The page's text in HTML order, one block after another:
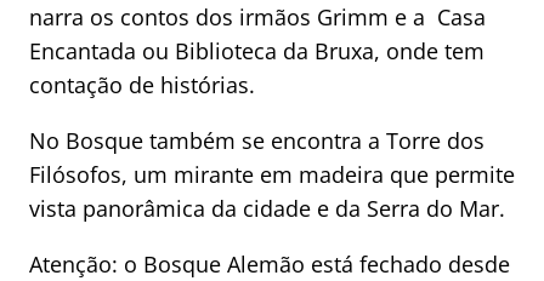
narra os contos dos irmãos Grimm e a Casa
Encantada ou Biblioteca da Bruxa, onde tem
contação de histórias.
No Bosque também se encontra a Torre dos
Filósofos, um mirante em madeira que permite
vista panorâmica da cidade e da Serra do Mar.
Atenção: o Bosque Alemão está fechado desde